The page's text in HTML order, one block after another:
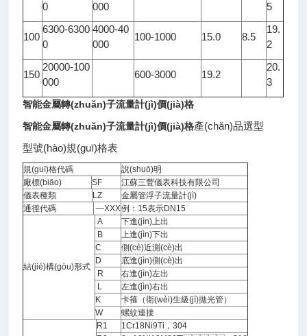
0
000
5
100
6300-6300
0
4000-40
000
100-1000 15.0 8.5
19.
2
150
20000-100
000
600-3000 19.2
20.
3
智能金屬轉(zhuǎn)子流量計(jì)價(jià)格
智能金屬轉(zhuǎn)子流量計(jì)價(jià)格產(chǎn)品選型
型號(hào)規(guī)格表
規(guī)格代碼
說(shuō)明
廠標(biāo)
SF
江蘇三豐儀表科技有限公司
儀表種類
LZ
金屬管浮子流量計(jì)
通徑代碼
—XXX例：15表示DN15
結(jié)構(gòu)形式
A
下進(jìn)上出
B
上進(jìn)下出
C
側(cè)近測(cè)出
D
底進(jìn)側(cè)出
R
右進(jìn)左出
L
左進(jìn)右出
K
卡箍（衛(wèi)生級(jí)拋光管）
W
螺紋連接
R1
1Cr18Ni9Ti，304